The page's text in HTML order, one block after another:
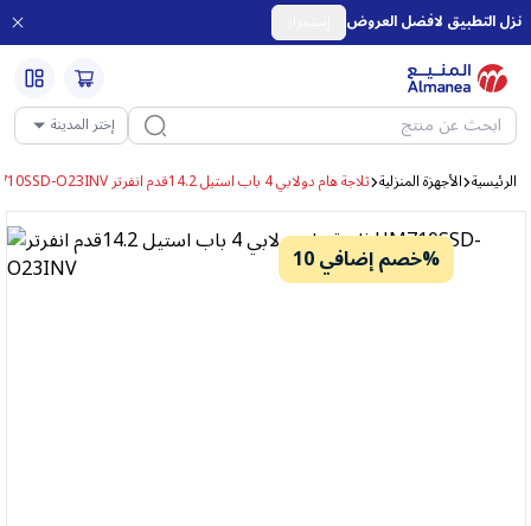
نزل التطبيق لافضل العروض
إختر المدينة
الرئيسية الأجهزة المنزلية ثلاجة هام دولابي 4 باب استيل 14.2قدم انفرتر HM710SSD-O23INV
خصم إضافي 10%